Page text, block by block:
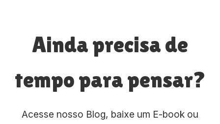
Ainda precisa de
tempo para pensar?
Acesse nosso Blog, baixe um E-book ou